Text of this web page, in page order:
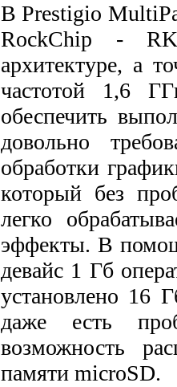
В Prestigio
RockChip -
архитектуре, а
частотой 1,6
обеспечить
довольно
обработки
который без
легко
эффекты. В
девайс 1 Гб
установлено 16
даже есть
возможность
памяти microSD.